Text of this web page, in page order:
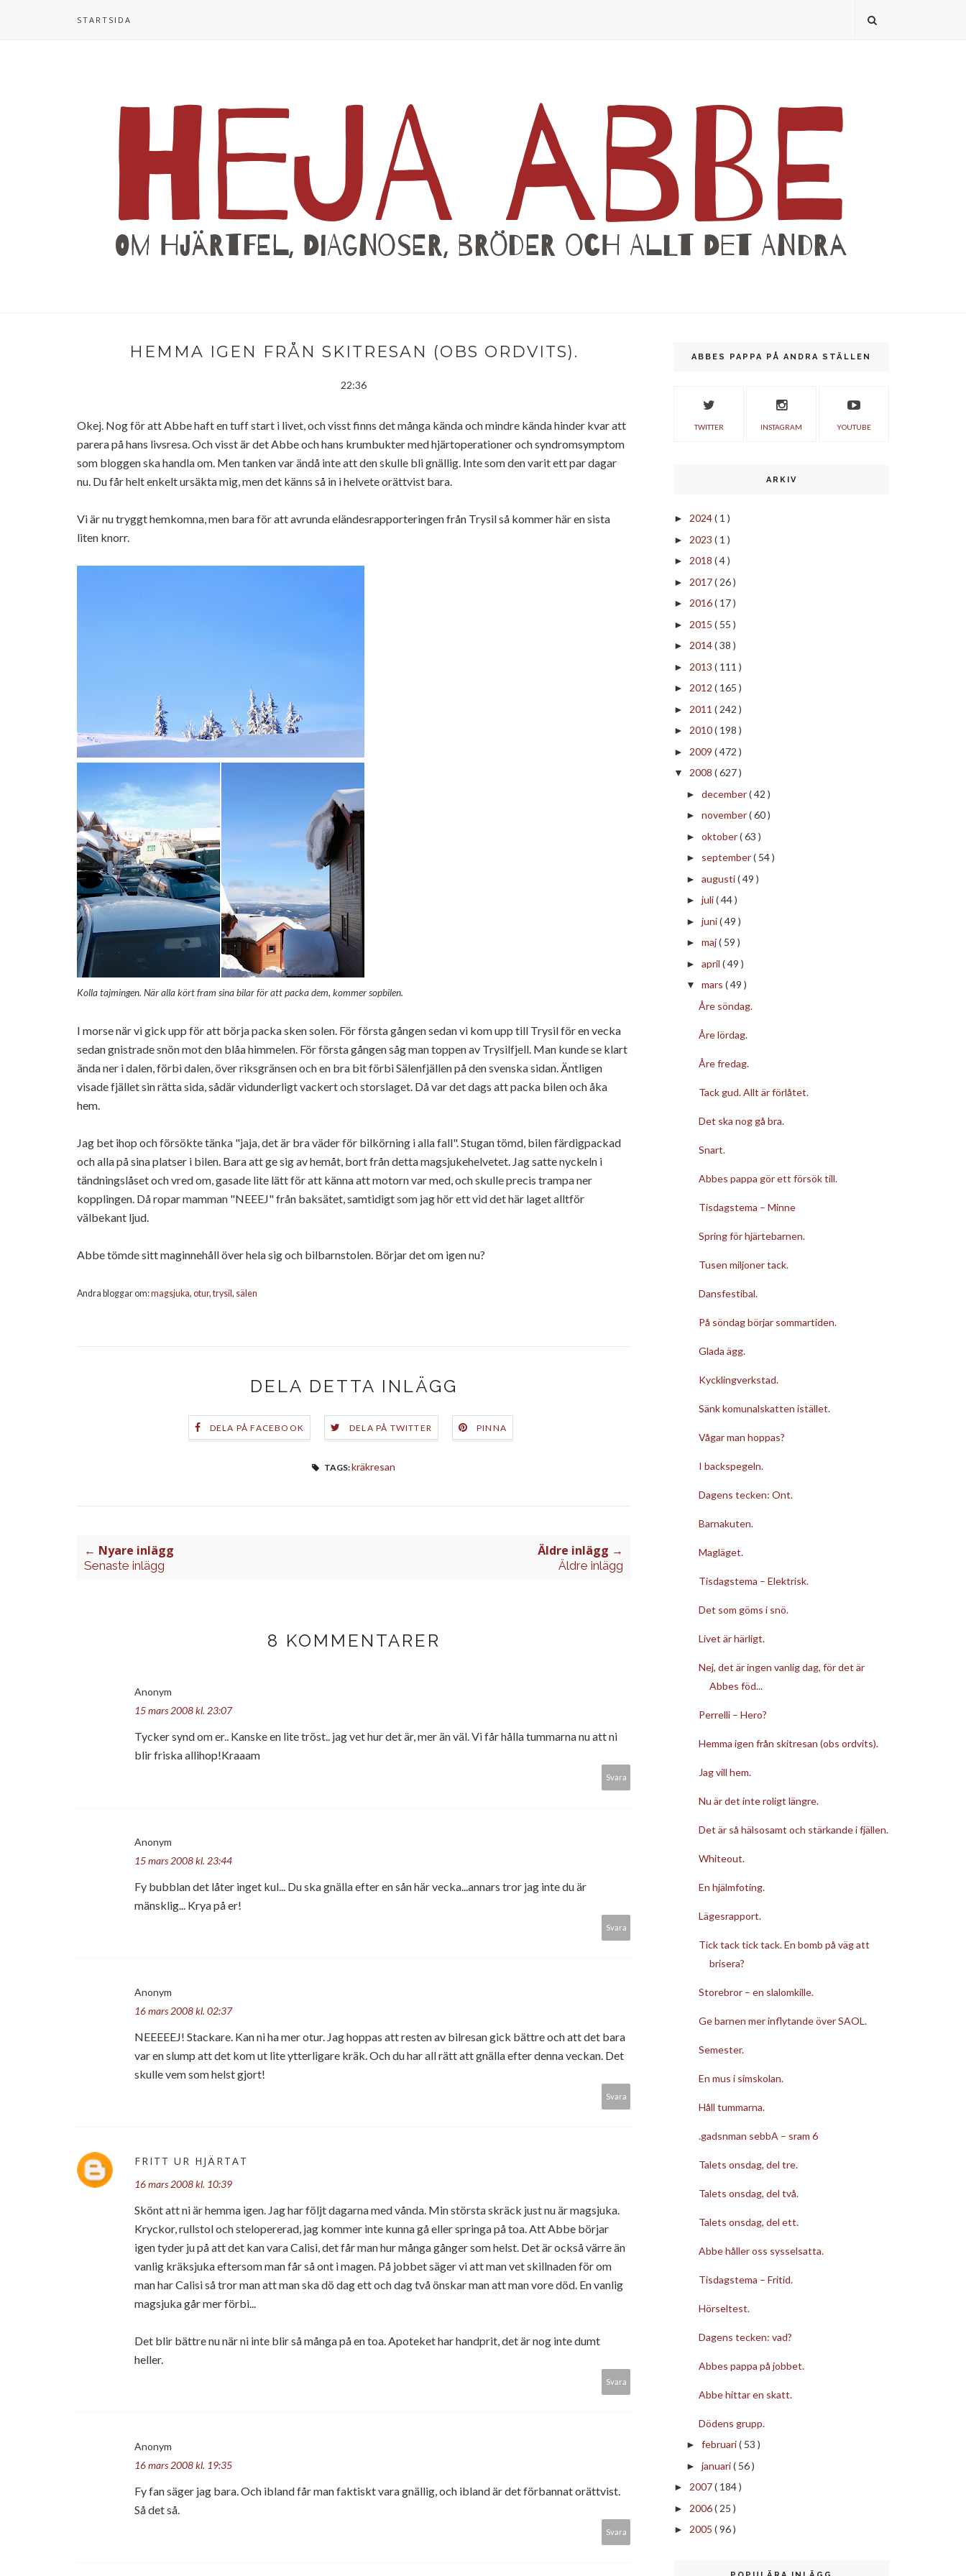
STARTSIDA
HEMMA IGEN FRÅN SKITRESAN (OBS ORDVITS).
22:36
Okej. Nog för att Abbe haft en tuff start i livet, och visst finns det många kända och mindre kända hinder kvar att
parera på hans livsresa. Och visst är det Abbe och hans krumbukter med hjärtoperationer och syndromsymptom
som bloggen ska handla om. Men tanken var ändå inte att den skulle bli gnällig. Inte som den varit ett par dagar
nu. Du får helt enkelt ursäkta mig, men det känns så in i helvete orättvist bara.
Vi är nu tryggt hemkomna, men bara för att avrunda eländesrapporteringen från Trysil så kommer här en sista
liten knorr.
Kolla tajmingen. När alla kört fram sina bilar för att packa dem, kommer sopbilen.
I morse när vi gick upp för att börja packa sken solen. För första gången sedan vi kom upp till Trysil för en vecka
sedan gnistrade snön mot den blåa himmelen. För första gången såg man toppen av Trysilfjell. Man kunde se klart
ända ner i dalen, förbi dalen, över riksgränsen och en bra bit förbi Sälenfjällen på den svenska sidan. Äntligen
visade fjället sin rätta sida, sådär vidunderligt vackert och storslaget. Då var det dags att packa bilen och åka
hem.
Jag bet ihop och försökte tänka "jaja, det är bra väder för bilkörning i alla fall". Stugan tömd, bilen färdigpackad
och alla på sina platser i bilen. Bara att ge sig av hemåt, bort från detta magsjukehelvetet. Jag satte nyckeln i
tändningslåset och vred om, gasade lite lätt för att känna att motorn var med, och skulle precis trampa ner
kopplingen. Då ropar mamman "NEEEJ" från baksätet, samtidigt som jag hör ett vid det här laget alltför
välbekant ljud.
Abbe tömde sitt maginnehåll över hela sig och bilbarnstolen. Börjar det om igen nu?
Andra bloggar om:magsjuka, otur, trysil , sälen
DELA DETTA INLÄGG
DELA PÅ FACEBOOK DELA PÅ TWITTER PINNA
TAGS:kräkresan
← Nyare inlägg
Senaste inlägg
Äldre inlägg →
Äldre inlägg
8 KOMMENTARER
Anonym
15 mars 2008 kl. 23:07
Tycker synd om er.. Kanske en lite tröst.. jag vet hur det är, mer än väl. Vi får hålla tummarna nu att ni
blir friska allihop!Kraaam
Svara
Anonym
15 mars 2008 kl. 23:44
Fy bubblan det låter inget kul... Du ska gnälla efter en sån här vecka...annars tror jag inte du är
mänsklig... Krya på er!
Svara
Anonym
16 mars 2008 kl. 02:37
NEEEEEJ! Stackare. Kan ni ha mer otur. Jag hoppas att resten av bilresan gick bättre och att det bara
var en slump att det kom ut lite ytterligare kräk. Och du har all rätt att gnälla efter denna veckan. Det
skulle vem som helst gjort!
Svara
FRITT UR HJÄRTAT
16 mars 2008 kl. 10:39
Skönt att ni är hemma igen. Jag har följt dagarna med vånda. Min största skräck just nu är magsjuka.
Kryckor, rullstol och stelopererad, jag kommer inte kunna gå eller springa på toa. Att Abbe börjar
igen tyder ju på att det kan vara Calisi, det får man hur många gånger som helst. Det är också värre än
vanlig kräksjuka eftersom man får så ont i magen. På jobbet säger vi att man vet skillnaden för om
man har Calisi så tror man att man ska dö dag ett och dag två önskar man att man vore död. En vanlig
magsjuka går mer förbi...
Det blir bättre nu när ni inte blir så många på en toa. Apoteket har handprit, det är nog inte dumt
heller.
Svara
Anonym
16 mars 2008 kl. 19:35
Fy fan säger jag bara. Och ibland får man faktiskt vara gnällig, och ibland är det förbannat orättvist.
Så det så.
Svara
ABBES PAPPA PÅ ANDRA STÄLLEN
TWITTER INSTAGRAM YOUTUBE
ARKIV
► 2024( 1 )
► 2023 ( 1 )
► 2018 ( 4 )
► 2017( 26 )
► 2016( 17 )
► 2015 ( 55 )
► 2014( 38 )
► 2013 ( 111 )
► 2012 ( 165 )
► 2011 ( 242 )
► 2010( 198 )
► 2009 ( 472 )
▼ 2008 ( 627 )
► december( 42 )
► november( 60 )
► oktober( 63 )
► september( 54 )
► augusti( 49 )
► juli( 44 )
► juni( 49 )
► maj( 59 )
► april ( 49 )
▼ mars ( 49 )
Åre söndag.
Åre lördag.
Åre fredag.
Tack gud. Allt är förlåtet.
Det ska nog gå bra.
Snart.
Abbes pappa gör ett försök till.
Tisdagstema – Minne
Spring för hjärtebarnen.
Tusen miljoner tack.
Dansfestibal.
På söndag börjar sommartiden.
Glada ägg.
Kycklingverkstad.
Sänk komunalskatten istället.
Vågar man hoppas?
I backspegeln.
Dagens tecken: Ont.
Barnakuten.
Magläget.
Tisdagstema – Elektrisk.
Det som göms i snö.
Livet är härligt.
Nej, det är ingen vanlig dag, för det är
Abbes föd...
Perrelli – Hero?
Hemma igen från skitresan (obs ordvits).
Jag vill hem.
Nu är det inte roligt längre.
Det är så hälsosamt och stärkande i fjällen.
Whiteout.
En hjälmfoting.
Lägesrapport.
Tick tack tick tack. En bomb på väg att
brisera?
Storebror – en slalomkille.
Ge barnen mer inflytande över SAOL.
Semester.
En mus i simskolan.
Håll tummarna.
.gadsnman sebbA – sram 6
Talets onsdag, del tre.
Talets onsdag, del två.
Talets onsdag, del ett.
Abbe håller oss sysselsatta.
Tisdagstema – Fritid.
Hörseltest.
Dagens tecken: vad?
Abbes pappa på jobbet.
Abbe hittar en skatt.
Dödens grupp.
► februari( 53 )
► januari( 56 )
► 2007( 184 )
► 2006( 25 )
► 2005 ( 96 )